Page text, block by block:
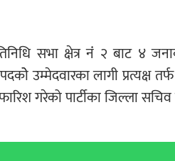
सभा क्षेत्र नंं २ बाट ४
उम्मेदवारका लागी प्रत्यक्ष
गरेको पार्टीका जिल्ला